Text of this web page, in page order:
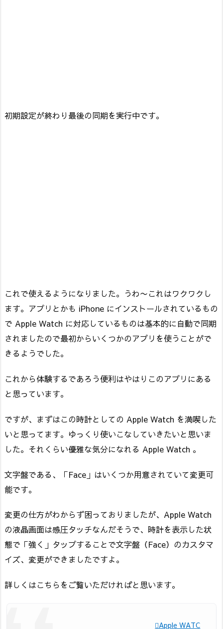
初期設定が終わり最後の同期を実行中です。
これで使えるようになりました。うわ〜これはワクワクし
ます。アプリとかも iPhone にインストールされているもの
で Apple Watch に対応しているものは基本的に自動で同期
されましたので最初からいくつかのアプリを使うことがで
きるようでした。
これから体験するであろう便利はやはりこのアプリにある
と思っています。
ですが、まずはこの時計としての Apple Watch を満喫した
いと思ってます。ゆっくり使いこなしていきたいと思いま
した。それくらい優雅な気分になれる Apple Watch 。
文字盤である、「Face」はいくつか用意されていて変更可
能です。
変更の仕方がわからず困っておりましたが、Apple Watch
の液晶画面は感圧タッチなんだそうで、時計を表示した状
態で「強く」タップすることで文字盤（Face）のカスタマ
イズ、変更ができましたですよ。
詳しくはこちらをご覧いただければと思います。
Apple WATC